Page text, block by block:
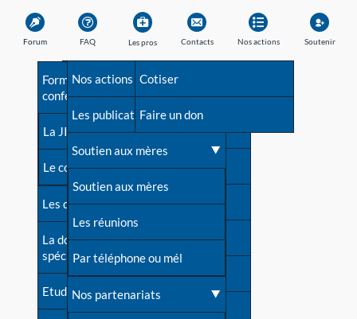
Forum FAQ
Avant la naissance
Les débuts
Une difficulté d'allaitement ?
Cas particuliers
Mythes et vérités
Devenir animatrice ?
Une question sur le site
Les pros
Formations et
conférences
La JIA
Le congrès
Les dossiers de l'allaitement
La documentation
spécialisée
Etudes récentes
Contacts
Besoin d'aide?
Répertoire de tous les
contacts
Contact presse
Dossier de presse
Soutenir LLL
Livre d'or
Forum
Nos actions
Nos actions
Les publications
Soutien aux mères
Soutien aux mères
Les réunions
Par téléphone ou mél
Nos partenariats
Soutenir
Cotiser
Faire un don